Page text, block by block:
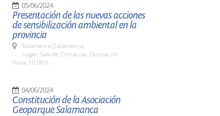
05/06/2024
Presentación de las nuevas acciones
de sensibilización ambiental en la
provincia
Salamanca (Salamanca)
Lugar: Sala de Comarcas. Diputación
Hora: 10:00 h.
04/06/2024
Constitución de la Asociación
Geoparque Salamanca